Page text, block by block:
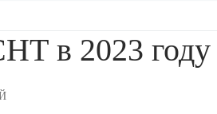
в 2023 году